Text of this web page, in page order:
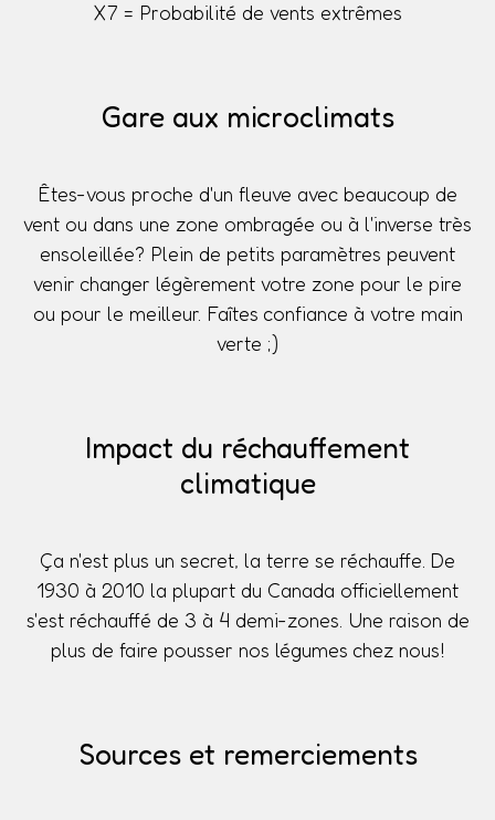
X7 = Probabilité de vents extrêmes
Gare aux microclimats
Êtes-vous proche d'un fleuve avec beaucoup de
vent ou dans une zone ombragée ou à l'inverse très
ensoleillée? Plein de petits paramètres peuvent
venir changer légèrement votre zone pour le pire
ou pour le meilleur. Faîtes confiance à votre main
verte ;)
Impact du réchauffement
climatique
Ça n'est plus un secret, la terre se réchauffe. De
1930 à 2010 la plupart du Canada officiellement
s'est réchauffé de 3 à 4 demi-zones. Une raison de
plus de faire pousser nos légumes chez nous!
Sources et remerciements